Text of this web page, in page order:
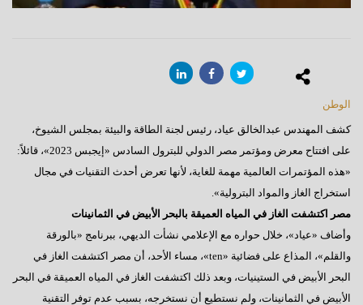
الوطن
كشف المهندس عبدالخالق عياد، رئيس لجنة الطاقة والبيئة بمجلس الشيوخ،
على افتتاح معرض ومؤتمر مصر الدولي للبترول السادس «إيجبس 2023»، قائلاً:
«هذه المؤتمرات العالمية مهمة للغاية، لأنها تعرض أحدث التقنيات في مجال
استخراج الغاز والمواد البترولية».
مصر اكتشفت الغاز في المياه العميقة بالبحر الأبيض في الثمانينات
وأضاف «عياد»، خلال حواره مع الإعلامي نشأت الديهي، ببرنامج «بالورقة
والقلم»، المذاع على فضائية «ten»، مساء الأحد، أن مصر اكتشفت الغاز في
البحر الأبيض في الستينيات، وبعد ذلك اكتشفت الغاز في المياه العميقة في البحر
الأبيض في الثمانينات، ولم نستطيع أن نستخرجه، بسبب عدم توفر التقنية